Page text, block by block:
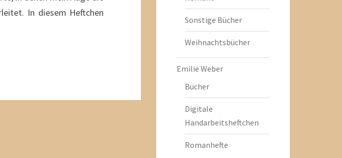
In diesem Heftchen
Sonstige Bücher
Weihnachtsbücher
Emilie Weber
Bücher
Digitale
Handarbeitsheftchen
Romanhefte